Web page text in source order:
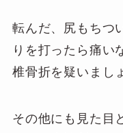
転んだ、尻もちつ
りを打ったら痛い
椎骨折を疑いまし
その他にも見た目